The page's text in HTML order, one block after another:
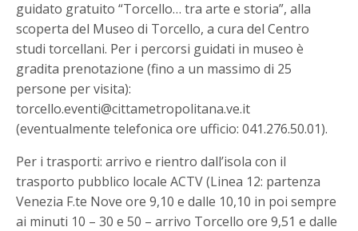
guidato gratuito “Torcello… tra arte e storia”, alla
scoperta del Museo di Torcello, a cura del Centro
studi torcellani. Per i percorsi guidati in museo è
gradita prenotazione (fino a un massimo di 25
persone per visita):
torcello.eventi@cittametropolitana.ve.it
(eventualmente telefonica ore ufficio: 041.276.50.01).
Per i trasporti: arrivo e rientro dall’isola con il
trasporto pubblico locale ACTV (Linea 12: partenza
Venezia F.te Nove ore 9,10 e dalle 10,10 in poi sempre
ai minuti 10 – 30 e 50 – arrivo Torcello ore 9,51 e dalle